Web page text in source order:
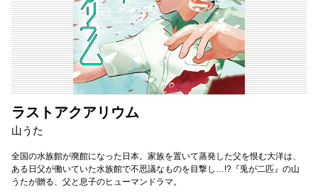
ラストアクアリウム
山うた
全国の水族館が廃館になった日本。家族を置いて蒸発した父を恨む大洋は、
ある日父が働いていた水族館で不思議なものを目撃し…!?『兎が二匹』の山
うたが贈る、父と息子のヒューマンドラマ。